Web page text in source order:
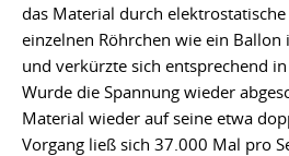
das Material durch
einzelnen Röhrchen wie ein
und verkürzte sich entsprechend
Wurde die Spannung wieder
Material wieder auf seine etwa
Vorgang ließ sich 37.000 Mal pro